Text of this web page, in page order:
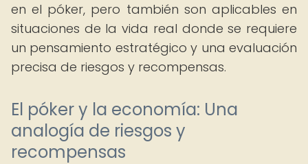
en el póker, pero también son aplicables en
situaciones de la vida real donde se requiere
un pensamiento estratégico y una evaluación
precisa de riesgos y recompensas.
El póker y la economía: Una
analogía de riesgos y
recompensas